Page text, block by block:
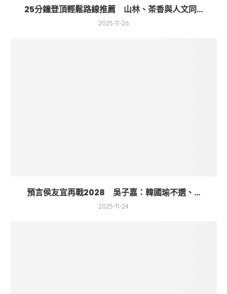
25分鐘登頂輕鬆路線推薦 山林、茶香與人文同...
2025-11-26
預言侯友宜再戰2028 吳子嘉：韓國瑜不選、...
2025-11-24